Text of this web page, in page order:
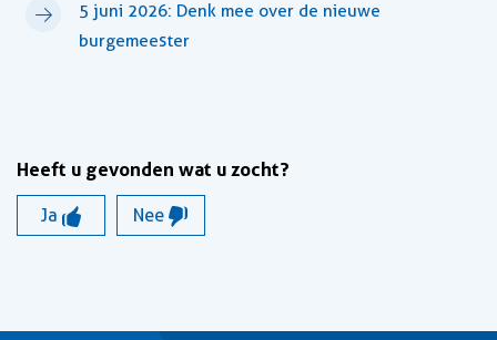
5 juni 2026: Denk mee over de nieuwe
burgemeester
Heeft u gevonden wat u zocht?
Ja Nee